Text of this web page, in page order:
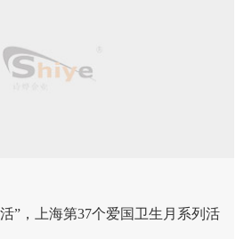
”，上海第37个爱国卫生月系列活